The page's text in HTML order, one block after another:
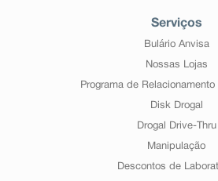
Serviços
Bulário Anvisa
Nossas Lojas
Programa de Relacionamento
Disk Drogal
Drogal Drive-Thru
Manipulação
Descontos de